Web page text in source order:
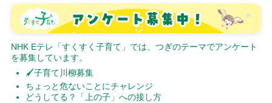
NHK Eテレ「すくすく子育て」では、つぎのテーマでアンケート
を募集しています。
🖌子育て川柳募集
ちょっと危ないことにチャレンジ
どうしてる？「上の子」への接し方